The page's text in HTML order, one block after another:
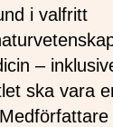
i valfritt
–
ska vara